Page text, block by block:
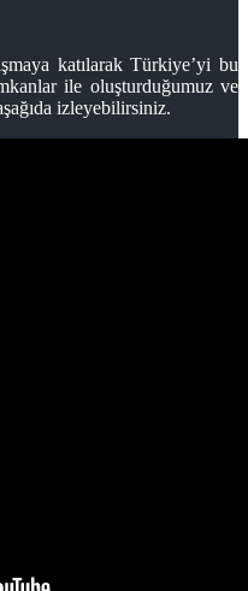
katılarak Türkiye’yi bu
ile oluşturduğumuz ve
izleyebilirsiniz.